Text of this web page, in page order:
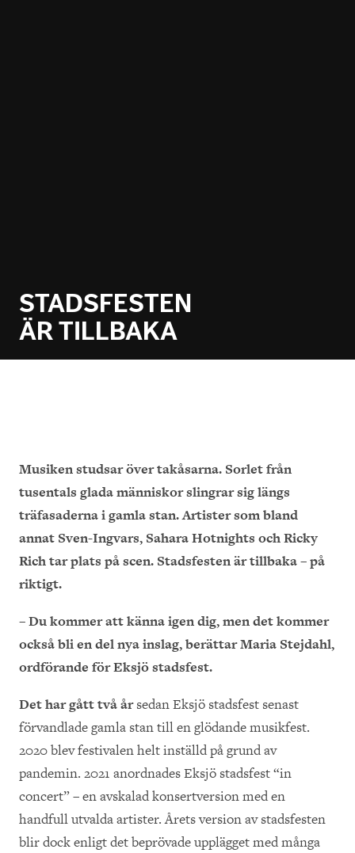
STADSFESTEN
ÄR TILLBAKA
Musiken studsar över takåsarna. Sorlet från
tusentals glada människor slingrar sig längs
träfasaderna i gamla stan. Artister som bland
annat Sven-Ingvars, Sahara Hotnights och Ricky
Rich tar plats på scen. Stadsfesten är tillbaka – på
riktigt.
– Du kommer att känna igen dig, men det kommer
också bli en del nya inslag, berättar Maria Stejdahl,
ordförande för Eksjö stadsfest.
Det har gått två årsedan Eksjö stadsfest senast
förvandlade gamla stan till en glödande musikfest.
2020 blev festivalen helt inställd på grund av
pandemin. 2021 anordnades Eksjö stadsfest “in
concert” – en avskalad konsertversion med en
handfull utvalda artister. Årets version av stadsfesten
blir dock enligt det beprövade upplägget med många